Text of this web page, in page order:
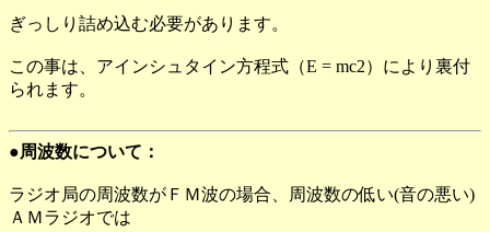
ぎっしり詰め込む必要があります。
この事は、アインシュタイン方程式（E = mc2）により裏付
られます。
●周波数について：
ラジオ局の周波数がＦＭ波の場合、周波数の低い(音の悪い)
ＡＭラジオでは